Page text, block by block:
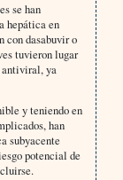
se han
hepática en
con dasabuvir o
tuvieron lugar
antiviral, ya
y teniendo en
han
subyacente
potencial de